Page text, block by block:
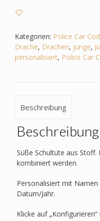
Step
Police
Car
Cody
Menge
Kategorien: Police Car
Drache, Drachen, junge,
personalisiert, Police Car
Beschreibung
Beschreibung
Süße Schultüte aus
kombiniert werden.
Personalisiert mit
Datum/Jahr.
Klicke auf